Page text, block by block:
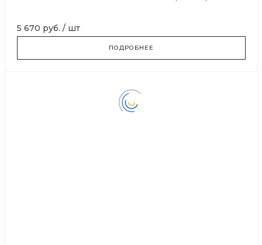
5 670 руб. / шт
ПОДРОБНЕЕ